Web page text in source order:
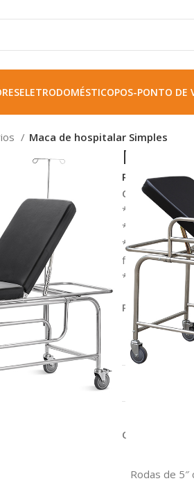
ELETRODOMÉSTICOPOS-PONTO DE
Maca de hospitalar Simples
Maca
REF:
Controlo
* Manual de 1
* USFDA, CE,
* Colchão:
fogo de alta
* O repouso
Parâmetros
Tamanho
Configuração
Rodas de 5″